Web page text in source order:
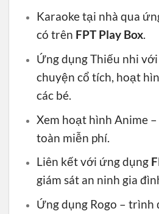
Karaoke tại nhà qua
có trên FPT Play Box.
Ứng dụng Thiếu nhi
chuyện cổ tích, hoạt
các bé.
Xem hoạt hình Anime
toàn miễn phí.
Liên kết với ứng dụng
giám sát an ninh gia
Ứng dụng Rogo – trình